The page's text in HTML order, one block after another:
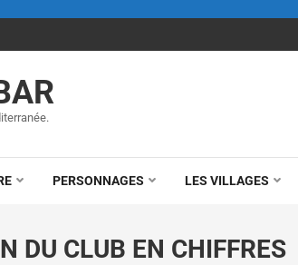
PERSONNAGES LES VILLAGES
DU CLUB EN CHIFFRES